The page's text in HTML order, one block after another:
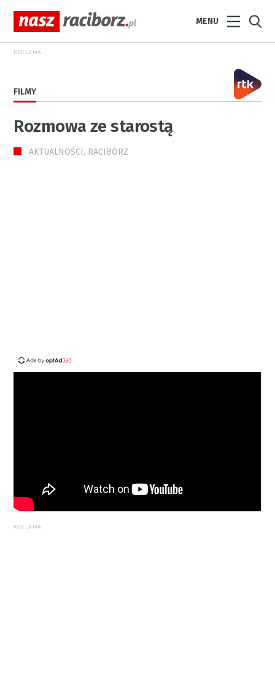
MENU
REKLAMA
FILMY
Rozmowa ze starostą
AKTUALNOŚCI, RACIBÓRZ
REKLAMA